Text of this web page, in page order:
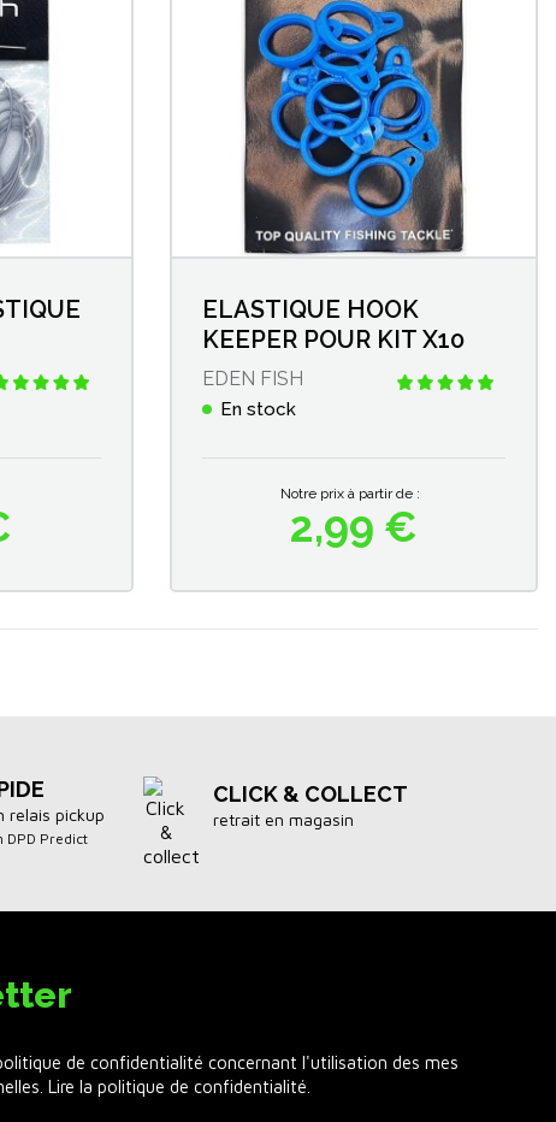
ELASTIQUE HOOK
KEEPER POUR KIT X10
EDEN FISH
En stock
Prix
Notre prix à partir de :
2,99 €
relais pickup
Predict
CLICK & COLLECT
retrait en magasin
de confidentialité concernant l'utilisation des mes
Lire la politique de confidentialité.